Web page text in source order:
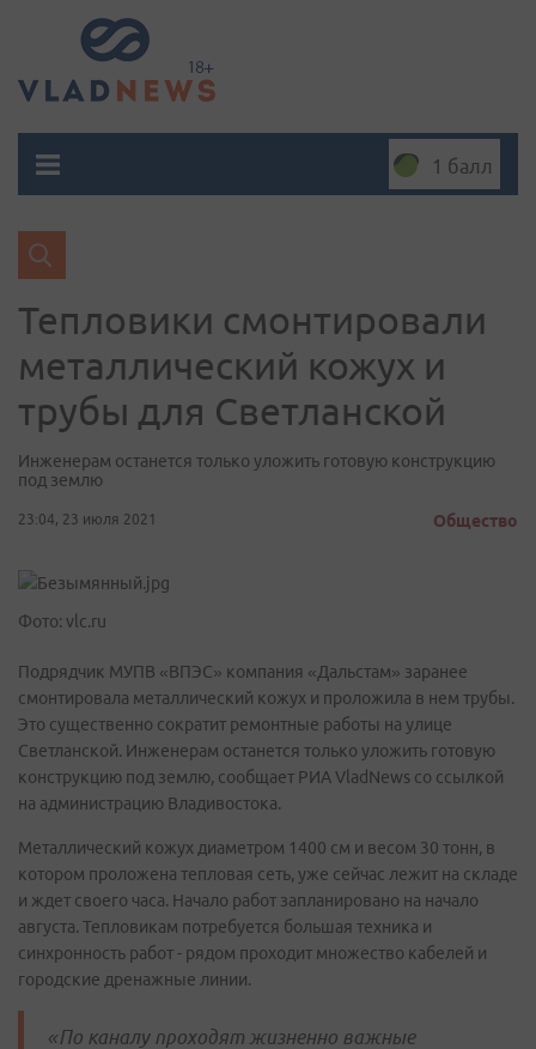
1 балл
Тепловики смонтировали
металлический кожух и
трубы для Светланской
Инженерам останется только уложить готовую конструкцию
под землю
23:04, 23 июля 2021 Общество
Фото: vlc.ru
Подрядчик МУПВ «ВПЭС» компания «Дальстам» заранее
смонтировала металлический кожух и проложила в нем трубы.
Это существенно сократит ремонтные работы на улице
Светланской. Инженерам останется только уложить готовую
конструкцию под землю, сообщает РИА VladNews со ссылкой
на администрацию Владивостока.
Металлический кожух диаметром 1400 см и весом 30 тонн, в
котором проложена тепловая сеть, уже сейчас лежит на складе
и ждет своего часа. Начало работ запланировано на начало
августа. Тепловикам потребуется большая техника и
синхронность работ - рядом проходит множество кабелей и
городские дренажные линии.
«По каналу проходят жизненно важные